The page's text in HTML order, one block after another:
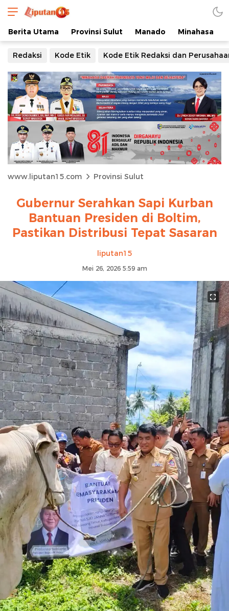
Berita Utama Provinsi Sulut Manado Minahasa
Redaksi Kode Etik Kode Etik Redaksi dan
www.liputan15.com Provinsi Sulut
Gubernur Serahkan Sapi Kurban
Bantuan Presiden di Boltim,
Pastikan Distribusi Tepat Sasaran
liputan15
Mei 26, 2026 5:59 am